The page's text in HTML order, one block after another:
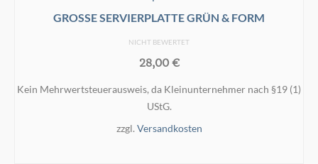
GROSSE SERVIERPLATTE GRÜN & FORM
NICHT BEWERTET
28,00€
Kein Mehrwertsteuerausweis, da Kleinunternehmer nach §19 (1)
UStG.
zzgl. Versandkosten